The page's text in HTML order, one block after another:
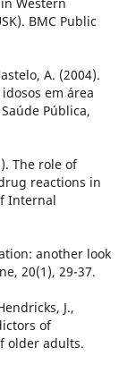
Western
BMC Public
A. (2004).
em área
Pública,
The role of
reactions in
Internal
another look
20(1), 29-37.
J.,
of
older adults.